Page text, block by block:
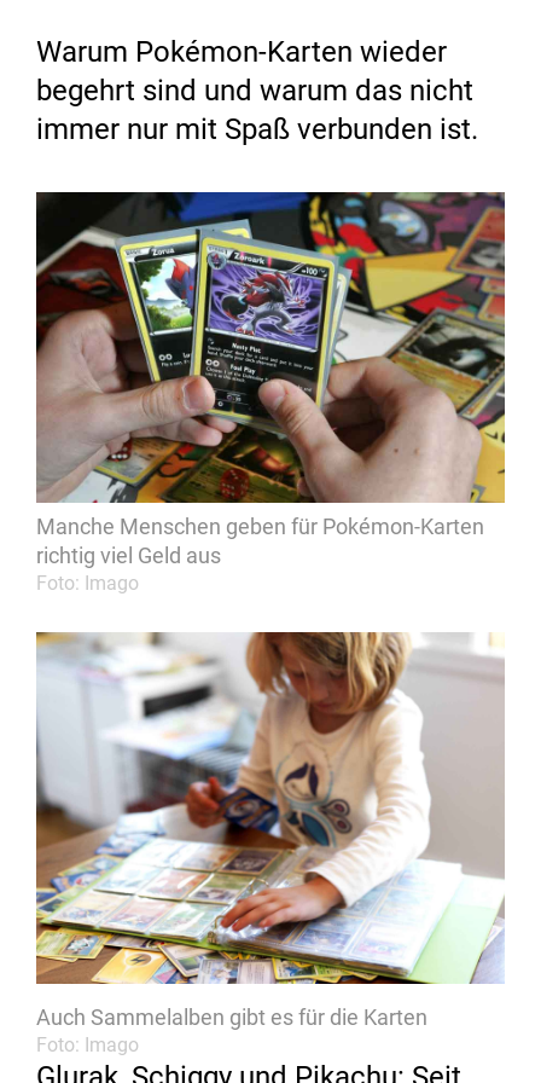
Warum Pokémon-Karten wieder
begehrt sind und warum das nicht
immer nur mit Spaß verbunden ist.
Manche Menschen geben für Pokémon-Karten
richtig viel Geld aus
Foto: Imago
Auch Sammelalben gibt es für die Karten
Foto: Imago